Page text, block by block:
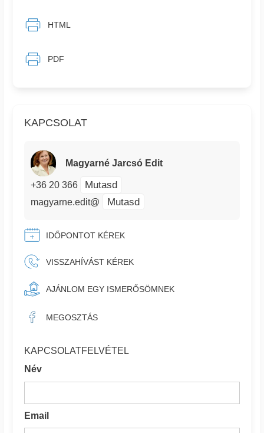
KAPCSOLAT
Magyarné Jarcsó Edit
+36 20 366 Mutasd
magyarne.edit@ Mutasd
IDŐPONTOT KÉREK
VISSZAHÍVÁST KÉREK
AJÁNLOM EGY ISMERŐSÖMNEK
MEGOSZTÁS
KAPCSOLATFELVÉTEL
Név
Email
HTML
PDF